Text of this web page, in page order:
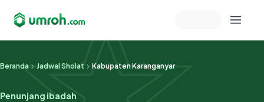
Memeriksa sesi akun
Beranda Jadwal Sholat Kabupaten Karanganyar
Penunjang ibadah